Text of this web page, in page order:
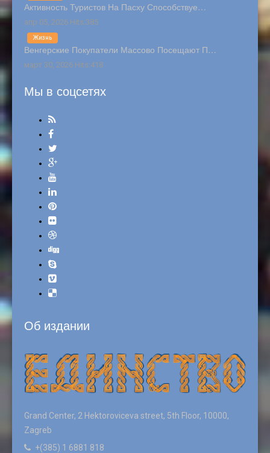
Активность Туристов На Пасху Способствуе…
апр 05, 2026 Hits:385
Венгерские Покупатели Массово Посещают П…
март 30, 2026 Hits:418
Жизнь
Мы в соцсетях
Об издании
Grand Center, 2 Hektoroviceva street, 5th Floor, 10000,
Zagreb
+(385) 1 6881 818